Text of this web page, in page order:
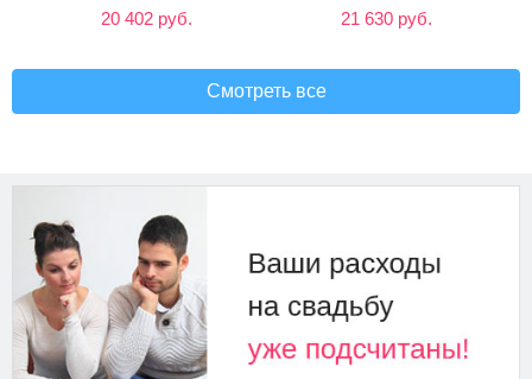
20 402 руб. 21 630 руб.
Смотреть все